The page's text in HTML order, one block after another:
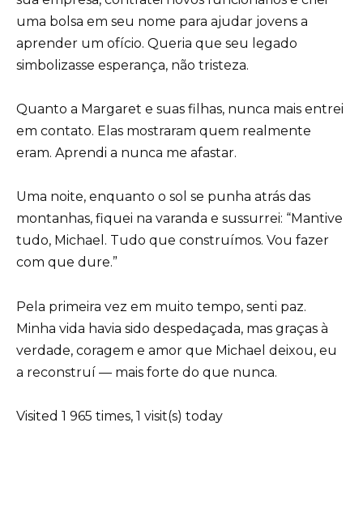
uma bolsa em seu nome para ajudar jovens a
aprender um ofício. Queria que seu legado
simbolizasse esperança, não tristeza.
Quanto a Margaret e suas filhas, nunca mais entrei
em contato. Elas mostraram quem realmente
eram. Aprendi a nunca me afastar.
Uma noite, enquanto o sol se punha atrás das
montanhas, fiquei na varanda e sussurrei: “Mantive
tudo, Michael. Tudo que construímos. Vou fazer
com que dure.”
Pela primeira vez em muito tempo, senti paz.
Minha vida havia sido despedaçada, mas graças à
verdade, coragem e amor que Michael deixou, eu
a reconstruí — mais forte do que nunca.
Visited 1 965 times, 1 visit(s) today